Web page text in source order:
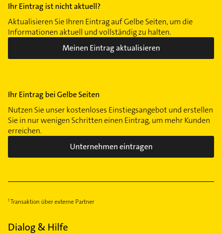
Ihr Eintrag ist nicht aktuell?
Aktualisieren Sie Ihren Eintrag auf Gelbe Seiten, um die
Informationen aktuell und vollständig zu halten.
Meinen Eintrag aktualisieren
Ihr Eintrag bei Gelbe Seiten
Nutzen Sie unser kostenloses Einstiegsangebot und erstellen
Sie in nur wenigen Schritten einen Eintrag, um mehr Kunden
erreichen.
Unternehmen eintragen
Transaktion über externe Partner
Dialog & Hilfe